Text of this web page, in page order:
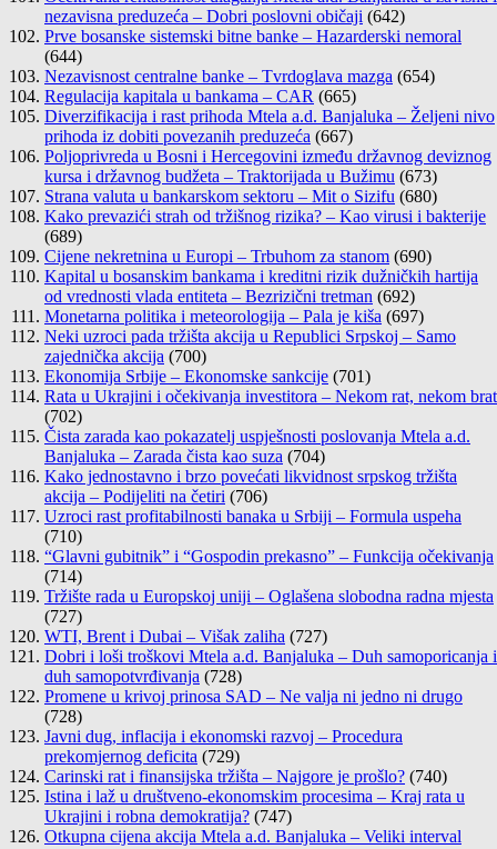
nezavisna preduzeća – Dobri poslovni običaji (642)
Prve bosanske sistemski bitne banke – Hazarderski nemoral
(644)
Nezavisnost centralne banke – Tvrdoglava mazga (654)
Regulacija kapitala u bankama – CAR (665)
Diverzifikacija i rast prihoda Mtela a.d. Banjaluka – Željeni nivo
prihoda iz dobiti povezanih preduzeća (667)
Poljoprivreda u Bosni i Hercegovini između državnog deviznog
kursa i državnog budžeta – Traktorijada u Bužimu (673)
Strana valuta u bankarskom sektoru – Mit o Sizifu (680)
Kako prevazići strah od tržišnog rizika? – Kao virusi i bakterije
(689)
Cijene nekretnina u Europi – Trbuhom za stanom (690)
Kapital u bosanskim bankama i kreditni rizik dužničkih hartija
od vrednosti vlada entiteta – Bezrizični tretman (692)
Monetarna politika i meteorologija – Pala je kiša (697)
Neki uzroci pada tržišta akcija u Republici Srpskoj – Samo
zajednička akcija (700)
Ekonomija Srbije – Ekonomske sankcije (701)
Rata u Ukrajini i očekivanja investitora – Nekom rat, nekom brat
(702)
Čista zarada kao pokazatelj uspješnosti poslovanja Mtela a.d.
Banjaluka – Zarada čista kao suza (704)
Kako jednostavno i brzo povećati likvidnost srpskog tržišta
akcija – Podijeliti na četiri (706)
Uzroci rast profitabilnosti banaka u Srbiji – Formula uspeha
(710)
“Glavni gubitnik” i “Gospodin prekasno” – Funkcija očekivanja
(714)
Tržište rada u Europskoj uniji – Oglašena slobodna radna mjesta
(727)
WTI, Brent i Dubai – Višak zaliha (727)
Dobri i loši troškovi Mtela a.d. Banjaluka – Duh samoporicanja i
duh samopotvrđivanja (728)
Promene u krivoj prinosa SAD – Ne valja ni jedno ni drugo
(728)
Javni dug, inflacija i ekonomski razvoj – Procedura
prekomjernog deficita (729)
Carinski rat i finansijska tržišta – Najgore je prošlo? (740)
Istina i laž u društveno-ekonomskim procesima – Kraj rata u
Ukrajini i robna demokratija? (747)
Otkupna cijena akcija Mtela a.d. Banjaluka – Veliki interval